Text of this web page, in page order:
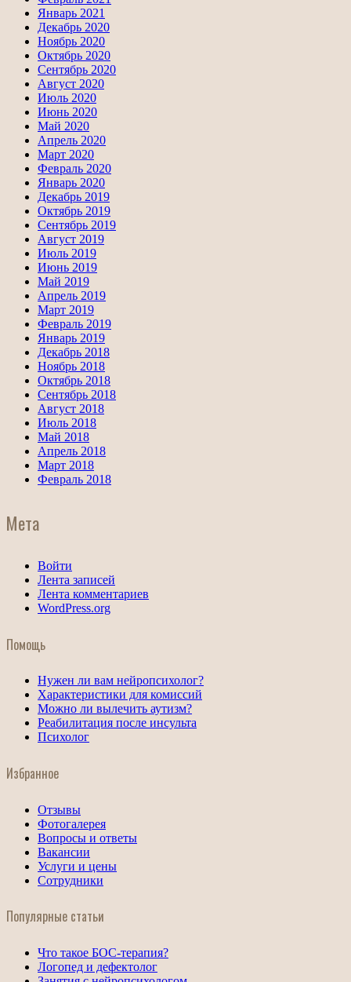
Январь 2021
Декабрь 2020
Ноябрь 2020
Октябрь 2020
Сентябрь 2020
Август 2020
Июль 2020
Июнь 2020
Май 2020
Апрель 2020
Март 2020
Февраль 2020
Январь 2020
Декабрь 2019
Октябрь 2019
Сентябрь 2019
Август 2019
Июль 2019
Июнь 2019
Май 2019
Апрель 2019
Март 2019
Февраль 2019
Январь 2019
Декабрь 2018
Ноябрь 2018
Октябрь 2018
Сентябрь 2018
Август 2018
Июль 2018
Май 2018
Апрель 2018
Март 2018
Февраль 2018
Мета
Войти
Лента записей
Лента комментариев
WordPress.org
Помощь
Нужен ли вам нейропсихолог?
Характеристики для комиссий
Можно ли вылечить аутизм?
Реабилитация после инсульта
Психолог
Избранное
Отзывы
Фотогалерея
Вопросы и ответы
Вакансии
Услуги и цены
Сотрудники
Популярные статьи
Что такое БОС-терапия?
Логопед и дефектолог